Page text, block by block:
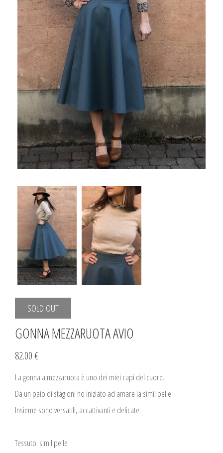
SOLD OUT
GONNA MEZZARUOTA AVIO
82.00 €
La gonna a mezzaruota è uno dei miei capi del cuore.
Da un paio di stagioni ho iniziato ad amare la simil pelle.
Insieme sono versatili, accattivanti e delicate.
Tessuto: simil pelle